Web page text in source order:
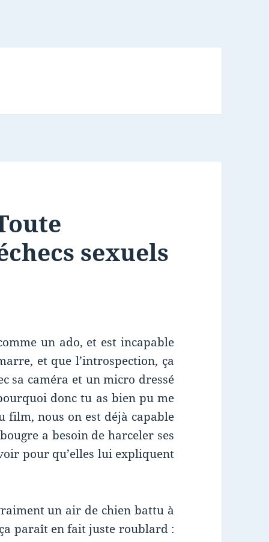
sexuels
un ado, et est incapable
et que l’introspection, ça
sa caméra et un micro dressé
donc tu as bien pu me
film, nous on est déjà capable
a besoin de harceler ses
pour qu’elles lui expliquent
un air de chien battu à
paraît en fait juste roublard :